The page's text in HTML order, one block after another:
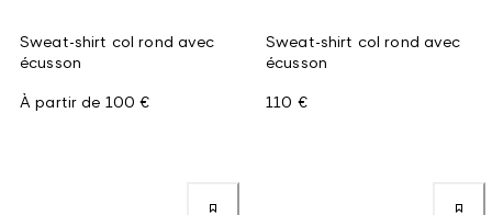
Sweat-shirt col rond avec
écusson
À partir de 100 €
Sweat-shirt col rond avec
écusson
110 €